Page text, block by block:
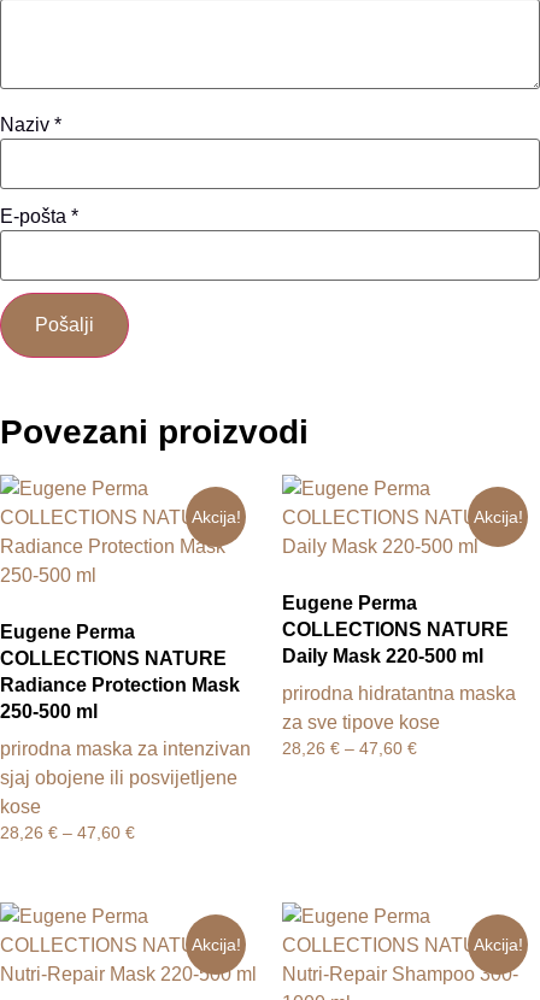
Naziv *
E-pošta *
Povezani proizvodi
Akcija!
Eugene Perma
COLLECTIONS NATURE
Radiance Protection Mask
250-500 ml
prirodna maska za intenzivan
sjaj obojene ili posvijetljene
kose
28,26 € – 47,60 €
Akcija!
Eugene Perma
COLLECTIONS NATURE
Daily Mask 220-500 ml
prirodna hidratantna maska
za sve tipove kose
28,26 € – 47,60 €
Akcija! Akcija!